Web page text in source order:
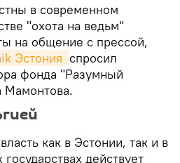
в современном
"охота на ведьм"
на общение с прессой,
Эстония спросил
фонда "Разумный
Мамонтова.
как в Эстонии, так и в
действует